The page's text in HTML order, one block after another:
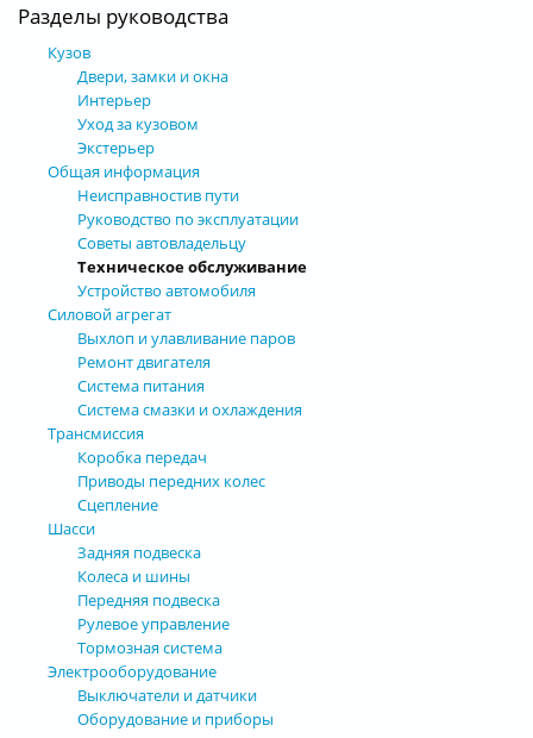
Разделы руководства
Кузов
Двери, замки и окна
Интерьер
Уход за кузовом
Экстерьер
Общая информация
Неисправностив пути
Руководство по эксплуатации
Советы автовладельцу
Техническое обслуживание
Устройство автомобиля
Силовой агрегат
Выхлоп и улавливание паров
Ремонт двигателя
Система питания
Система смазки и охлаждения
Трансмиссия
Коробка передач
Приводы передних колес
Сцепление
Шасси
Задняя подвеска
Колеса и шины
Передняя подвеска
Рулевое управление
Тормозная система
Электрооборудование
Выключатели и датчики
Оборудование и приборы